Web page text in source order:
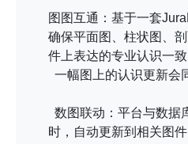
图图互通：基于一套
确保平面图、柱状图、
件上表达的专业认识一
一幅图上的认识更新会
数图联动：平台与数据
时，自动更新到相关图